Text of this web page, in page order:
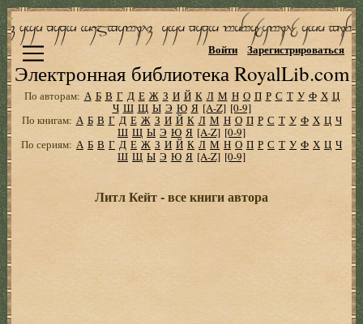
Электронная библиотека RoyalLib.com
Войти Зарегистрироваться
По авторам: А Б В Г Д Е Ж З И Й К Л М Н О П Р С Т У Ф Х Ц
Ч Ш Щ Ы Э Ю Я [A-Z] [0-9]
По книгам: А Б В Г Д Е Ж З И Й К Л М Н О П Р С Т У Ф Х Ц Ч
Ш Щ Ы Э Ю Я [A-Z] [0-9]
По сериям: А Б В Г Д Е Ж З И Й К Л М Н О П Р С Т У Ф Х Ц Ч
Ш Щ Ы Э Ю Я [A-Z] [0-9]
Литл Кейт - все книги автора